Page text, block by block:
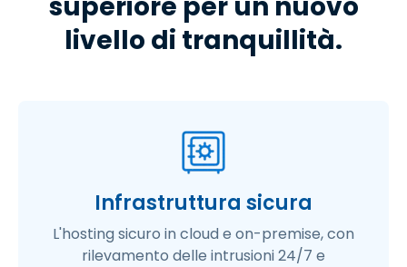
superiore per un nuovo
livello di tranquillità.
Infrastruttura sicura
L'hosting sicuro in cloud e on-premise, con
rilevamento delle intrusioni 24/7 e